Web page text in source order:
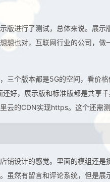
版进行了测试，总体来说。展
想也对，互联网行业的公司，
三个版本都是5G的空间，看价
还好，展示版和标准版都是共享
云的CDN实现https。这个还需测
铺设计的感觉。里面的模组还
虽然有留言和评论系统，但是展